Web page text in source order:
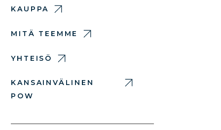
KAUPPA
MITÄ TEEMME
YHTEISÖ
KANSAINVÄLINEN
POW